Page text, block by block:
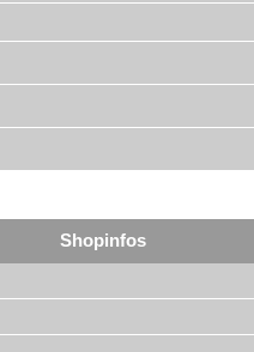
Shopinfos